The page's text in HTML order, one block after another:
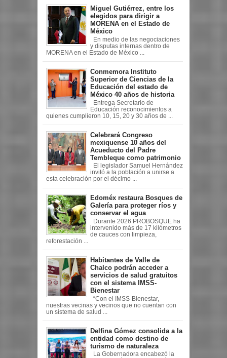
Miguel Gutiérrez, entre los
elegidos para dirigir a
MORENA en el Estado de
México
En medio de las negociaciones
y disputas internas dentro de
MORENA en el Estado de México ...
Conmemora Instituto
Superior de Ciencias de la
Educación del estado de
México 40 años de historia
Entrega Secretario de
Educación reconocimientos a
quienes cumplieron 10, 15, 20 y 30 años de ...
Celebrará Congreso
mexiquense 10 años del
Acueducto del Padre
Tembleque como patrimonio
El legislador Samuel Hernández
invitó a la población a unirse a
esta celebración por el décimo ...
Edoméx restaura Bosques de
Galería para proteger ríos y
conservar el agua
Durante 2026 PROBOSQUE ha
intervenido más de 17 kilómetros
de cauces con limpieza,
reforestación ...
Habitantes de Valle de
Chalco podrán acceder a
servicios de salud gratuitos
con el sistema IMSS-
Bienestar
“Con el IMSS-Bienestar,
nuestras vecinas y vecinos que no cuentan con
un sistema de salud ...
Delfina Gómez consolida a la
entidad como destino de
turismo de naturaleza
La Gobernadora encabezó la